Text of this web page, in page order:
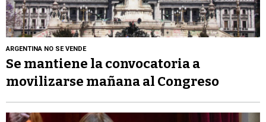
ARGENTINA NO SE VENDE
Se mantiene la convocatoria a
movilizarse mañana al Congreso